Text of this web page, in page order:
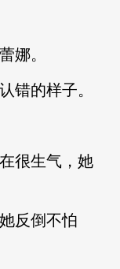
娜。
错的样子。
很生气，她
反倒不怕